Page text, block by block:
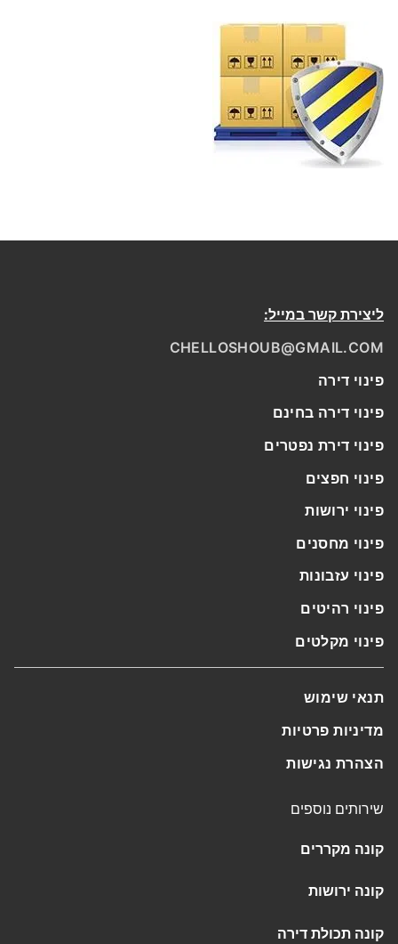
ליצירת קשר במייל:
CHELLOSHOUB@GMAIL.COM
פינוי דירה
פינוי דירה בחינם
פינוי דירת נפטרים
פינוי חפצים
פינוי ירושות
פינוי מחסנים
פינוי עזבונות
פינוי רהיטים
פינוי מקלטים
תנאי שימוש
מדיניות פרטיות
הצהרת נגישות
שירותים נוספים
קונה מקררים
קונה ירושות
קונה תכולת דירה